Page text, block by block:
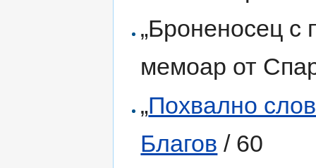
„Броненосец с
мемоар от
„Похвално
Благов / 60